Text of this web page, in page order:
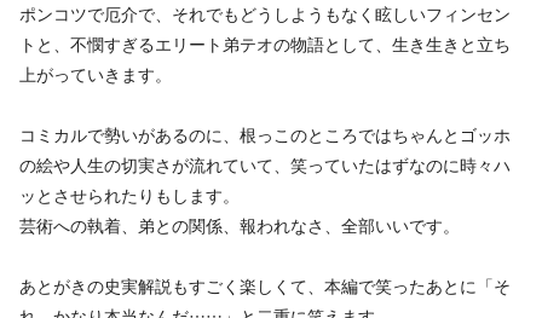
ポンコツで厄介で、それでもどうしようもなく眩しいフィンセン
トと、不憫すぎるエリート弟テオの物語として、生き生きと立ち
上がっていきます。
コミカルで勢いがあるのに、根っこのところではちゃんとゴッホ
の絵や人生の切実さが流れていて、笑っていたはずなのに時々ハ
ッとさせられたりもします。
芸術への執着、弟との関係、報われなさ、全部いいです。
あとがきの史実解説もすごく楽しくて、本編で笑ったあとに「そ